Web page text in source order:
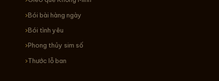
Bói bài hàng ngày
Bói tình yêu
Phong thủy sim số
Thước lỗ ban